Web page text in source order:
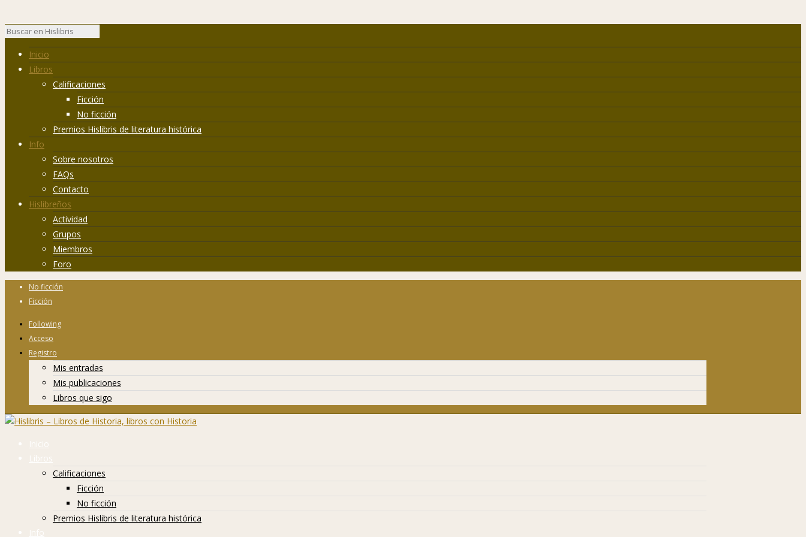
Inicio
Libros
Calificaciones
Ficción
No ficción
Premios Hislibris de literatura histórica
Info
Sobre nosotros
FAQs
Contacto
Hislibreños
Actividad
Grupos
Miembros
Foro
No ficción
Ficción
Following
Acceso
Registro
Mis entradas
Mis publicaciones
Libros que sigo
Inicio
Libros
Calificaciones
Ficción
No ficción
Premios Hislibris de literatura histórica
Info